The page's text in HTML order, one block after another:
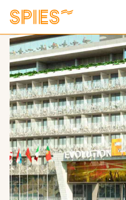
Vis billeder